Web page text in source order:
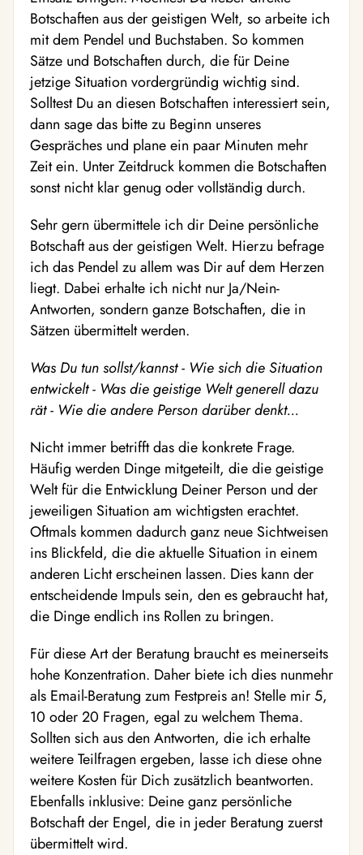
Botschaften aus der geistigen Welt, so arbeite ich
mit dem Pendel und Buchstaben. So kommen
Sätze und Botschaften durch, die für Deine
jetzige Situation vordergründig wichtig sind.
Solltest Du an diesen Botschaften interessiert sein,
dann sage das bitte zu Beginn unseres
Gespräches und plane ein paar Minuten mehr
Zeit ein. Unter Zeitdruck kommen die Botschaften
sonst nicht klar genug oder vollständig durch.
Sehr gern übermittele ich dir Deine persönliche
Botschaft aus der geistigen Welt. Hierzu befrage
ich das Pendel zu allem was Dir auf dem Herzen
liegt. Dabei erhalte ich nicht nur Ja/Nein-
Antworten, sondern ganze Botschaften, die in
Sätzen übermittelt werden.
Was Du tun sollst/kannst - Wie sich die Situation
entwickelt - Was die geistige Welt generell dazu
rät - Wie die andere Person darüber denkt...
Nicht immer betrifft das die konkrete Frage.
Häufig werden Dinge mitgeteilt, die die geistige
Welt für die Entwicklung Deiner Person und der
jeweiligen Situation am wichtigsten erachtet.
Oftmals kommen dadurch ganz neue Sichtweisen
ins Blickfeld, die die aktuelle Situation in einem
anderen Licht erscheinen lassen. Dies kann der
entscheidende Impuls sein, den es gebraucht hat,
die Dinge endlich ins Rollen zu bringen.
Für diese Art der Beratung braucht es meinerseits
hohe Konzentration. Daher biete ich dies nunmehr
als Email-Beratung zum Festpreis an! Stelle mir 5,
10 oder 20 Fragen, egal zu welchem Thema.
Sollten sich aus den Antworten, die ich erhalte
weitere Teilfragen ergeben, lasse ich diese ohne
weitere Kosten für Dich zusätzlich beantworten.
Ebenfalls inklusive: Deine ganz persönliche
Botschaft der Engel, die in jeder Beratung zuerst
übermittelt wird.